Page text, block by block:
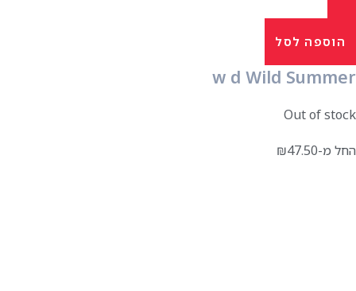
הוספה לסל
w d Wild Summer
Out of stock
החל מ- ₪47.50